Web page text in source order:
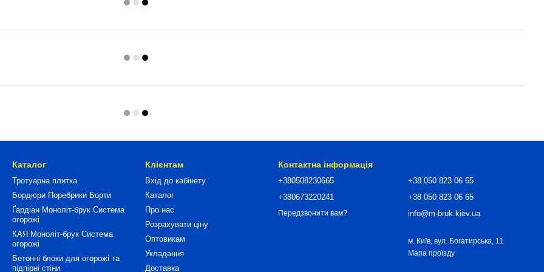
Каталог
Тротуарна плитка
Бордюри Поребрики Борти
Ґардіан Моноліт-брук Система
огорожі
КАЯ Моноліт-брук Система
огорожі
Бетонні блоки для огорожі та
підпірні стіни
Клієнтам
Вхід до кабінету
Каталог
Про нас
Розрахувати ціну
Оптовикам
Укладання
Доставка
Контактна інформація
+380508230665
+380673220241
Передзвонити вам?
+38 050 823 06 65
+38 050 823 06 65
info@m-bruk.kiev.ua
м. Київ, вул. Богатирська, 11
Мапа проїзду